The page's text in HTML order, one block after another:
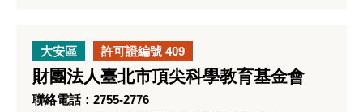
大安區 許可證編號 409
財團法人臺北市頂尖科學教育基金會
聯絡電話：2755-2776